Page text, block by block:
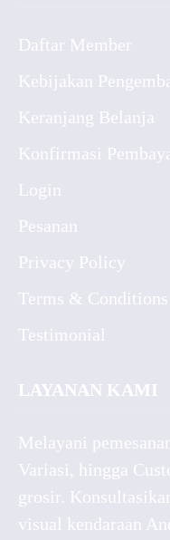
Daftar Member
Kebijakan
Keranjang Belanja
Konfirmasi
Login
Pesanan
Privacy Policy
Terms & Conditions
Testimonial
LAYANAN KAMI
Melayani
Variasi, hingga
grosir.
visual kendaraan